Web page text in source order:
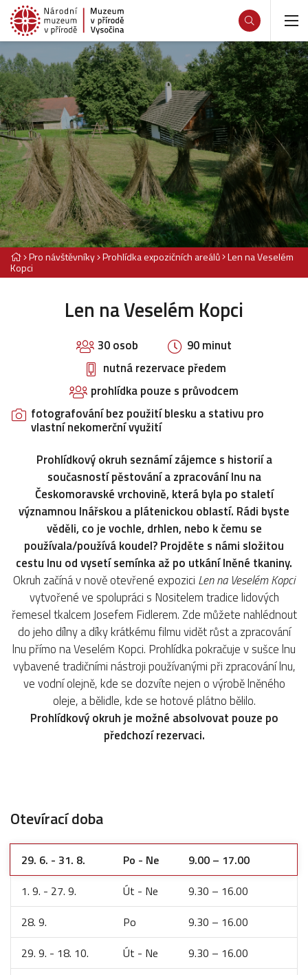
Pro návštěvníky Prohlídka expozičních areálů Len na Veselém
Kopci
Len na Veselém Kopci
30 osob
90 minut
nutná rezervace předem
prohlídka pouze s průvodcem
fotografování bez použití blesku a stativu pro
vlastní nekomerční využití
Prohlídkový okruh seznámí zájemce s historií a
současností pěstování a zpracování lnu na
Českomoravské vrchovině, která byla po staletí
významnou lnářskou a plátenickou oblastí. Rádi byste
věděli, co je vochle, drhlen, nebo k čemu se
používala/používá koudel? Projděte s námi složitou
cestu lnu od vysetí semínka až po utkání lněné tkaniny.
Okruh začíná v nově otevřené expozici Len na Veselém Kopci
vytvořené ve spolupráci s Nositelem tradice lidových
řemesel tkalcem Josefem Fidlerem. Zde můžete nahlédnout
do jeho dílny a díky krátkému filmu vidět růst a zpracování
lnu přímo na Veselém Kopci. Prohlídka pokračuje v sušce lnu
vybavené tradičními nástroji používanými při zpracování lnu,
ve vodní olejně, kde se dozvíte nejen o výrobě lněného
oleje, a bělidle, kde se hotové plátno bělilo.
Prohlídkový okruh je možné absolvovat pouze po
předchozí rezervaci.
Otevírací doba
29. 6. - 31. 8. Po - Ne
9.00 – 17.00
1. 9. - 27. 9.
Út - Ne
9.30 – 16.00
28. 9.
Po
9.30 – 16.00
29. 9. - 18. 10.
Út - Ne
9.30 – 16.00